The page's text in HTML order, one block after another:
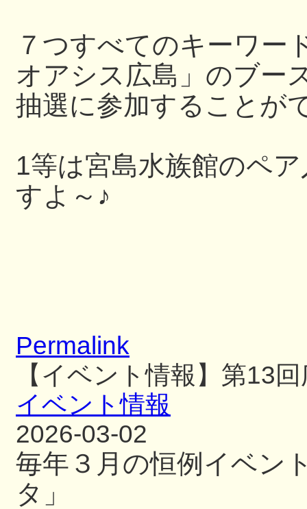
７つすべてのキーワー
オアシス広島」のブー
抽選に参加することが
1等は宮島水族館のペ
すよ～♪
Permalink
【イベント情報】第13
イベント情報
2026-03-02
毎年３月の恒例イベン
タ」